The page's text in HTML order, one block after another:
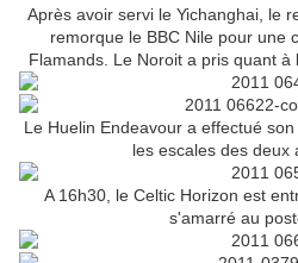
Après avoir servi le Yichanghai, le
remorque le BBC Nile pour une
Flamands. Le Noroit a pris quant à
Le Huelin Endeavour a effectué
les escales des deux
A 16h30, le Celtic Horizon est
s'amarré au